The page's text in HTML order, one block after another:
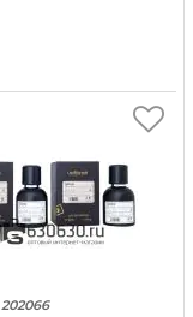
202066